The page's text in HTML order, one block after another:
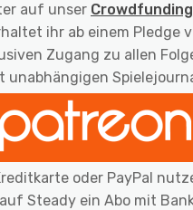
auf unser
ihr ab einem Pledge
Zugang zu allen
oder PayPal
Steady ein Abo mit